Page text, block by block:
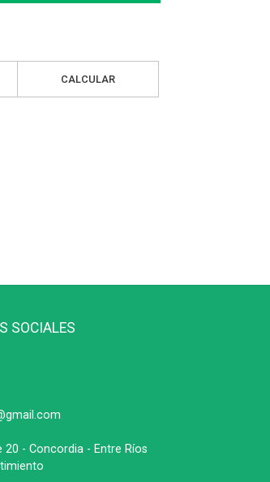
CALCULAR
SOCIALES
20 - Concordia - Entre Ríos